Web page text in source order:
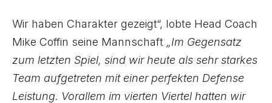
Wir haben Charakter gezeigt“, lobte Head Coach
Mike Coffin seine Mannschaft „Im Gegensatz
zum letzten Spiel, sind wir heute als sehr starkes
Team aufgetreten mit einer perfekten Defense
Leistung. Vorallem im vierten Viertel hatten wir